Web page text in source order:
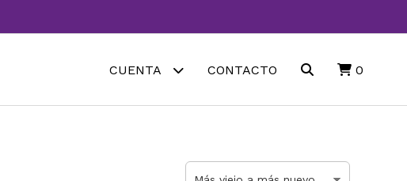
CUENTA CONTACTO 0